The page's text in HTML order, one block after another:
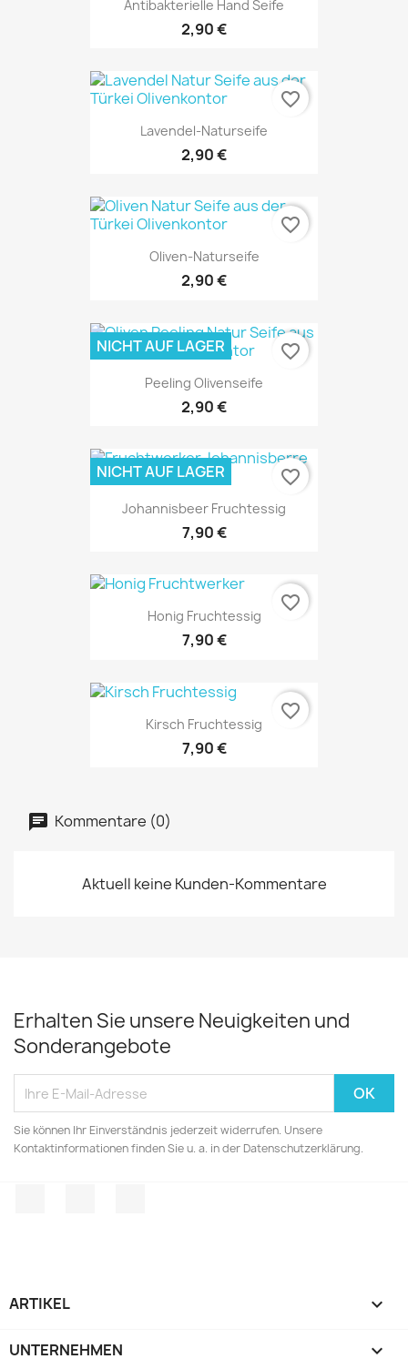
Antibakterielle Hand Seife
2,90 €
Lavendel-Naturseife
2,90 €
favorite_border
Oliven-Naturseife
2,90 €
favorite_border
Peeling Olivenseife
2,90 €
NICHT AUF LAGER favorite_border
Johannisbeer Fruchtessig
7,90 €
NICHT AUF LAGER favorite_border
Honig Fruchtessig
7,90 €
favorite_border
Kirsch Fruchtessig
7,90 €
favorite_border
Kommentare (0)
Aktuell keine Kunden-Kommentare
Erhalten Sie unsere Neuigkeiten und
Sonderangebote
Sie können Ihr Einverständnis jederzeit widerrufen. Unsere
Kontaktinformationen finden Sie u. a. in der Datenschutzerklärung.
ARTIKEL 
UNTERNEHMEN 